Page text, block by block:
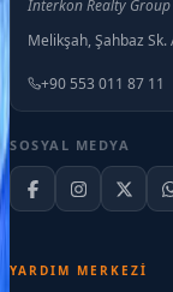
İnterkon Realty Group
Melikşah, Şahbaz
+90 553 011 87 11
SOSYAL MEDYA
YARDIM MERKEZI